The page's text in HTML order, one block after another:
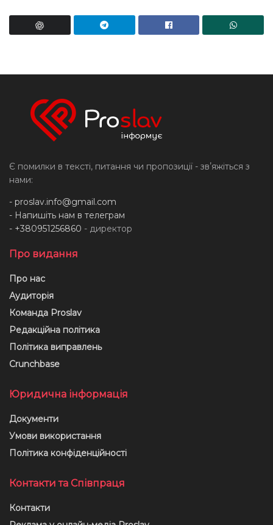
Є помилки в тексті, питання чи пропозиції - звʼяжіться з
нами:
- proslav.info@gmail.com
- Напишіть нам в телеграм
- +380951256860 - директор
Про видання
Про нас
Аудиторія
Команда Proslav
Редакційна політика
Політика виправлень
Crunchbase
Юридична інформація
Документи
Умови використання
Політика конфіденційності
Контакти та Співпраця
Контакти